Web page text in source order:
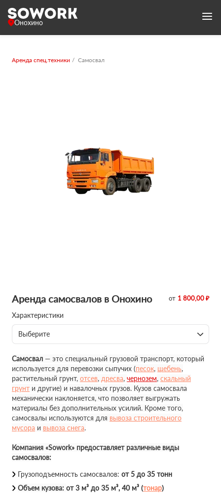
Онохино
Аренда спец.техники Самосвал
Аренда самосвалов в Онохино от 1 800,00 ₽
Характеристики
Выберите
Самосвал — это специальный грузовой транспорт, который
используется для перевозки сыпучих (песок, щебень,
растительный грунт, отсев, дресва, чернозем, скальный
грунт и другие) и навалочных грузов. Кузов самосвала
механически наклоняется, что позволяет выгружать
материалы без дополнительных усилий. Кроме того,
самосвалы используются для вывоза строительного
мусора и вывоза снега.
Компания «Sowork» предоставляет различные виды
самосвалов:
Грузоподъемность самосвалов: от 5 до 35 тонн
Объем кузова: от 3 м³ до 35 м³, 40 м³ (тонар)